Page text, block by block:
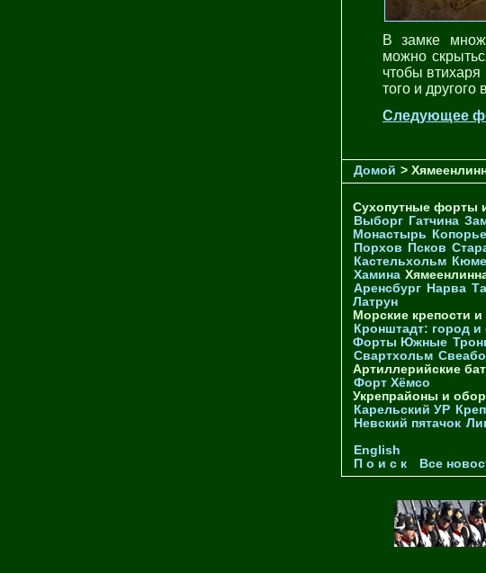
В замке
можно
чтобы втихаря
того и другого
Следующее
Домой >
Сухопутные форты
Выборг Гатчина
Монастырь
Копорье
Порхов
Псков
Кастельхольм
Хамина
Аренсбург Нарва
Латрун
Морские крепости
Кронштадт: город и
Форты Южные
Свартхольм
Артиллерийские
Форт Хёмсо
Укрепрайоны и
Карельский УР
Невский пятачок
English
П о и с к
Все